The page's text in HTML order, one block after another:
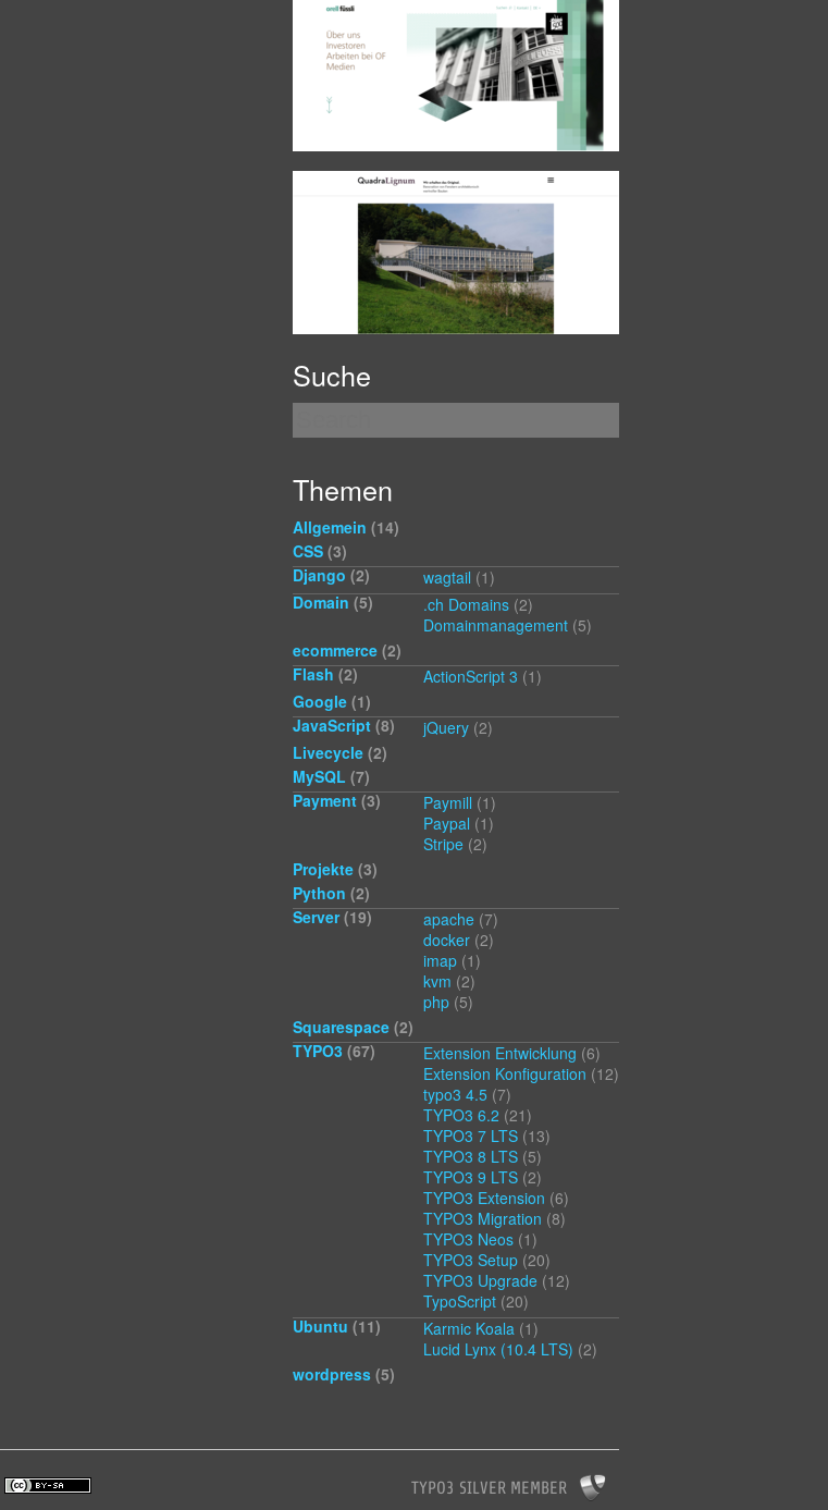
Suche
Themen
Allgemein (14)
CSS (3)
Django (2) wagtail (1)
Domain (5) .ch Domains (2)
Domainmanagement (5)
ecommerce (2)
Flash (2) ActionScript 3 (1)
Google (1)
JavaScript (8) jQuery (2)
Livecycle (2)
MySQL (7)
Payment (3) Paymill (1)
Paypal (1)
Stripe (2)
Projekte (3)
Python (2)
Server(19) apache (7)
docker (2)
imap (1)
kvm (2)
php (5)
Squarespace (2)
TYPO3 (67) Extension Entwicklung (6)
Extension Konfiguration (12)
typo3 4.5 (7)
TYPO3 6.2 (21)
TYPO3 7 LTS (13)
TYPO3 8 LTS (5)
TYPO3 9 LTS (2)
TYPO3 Extension (6)
TYPO3 Migration (8)
TYPO3 Neos (1)
TYPO3 Setup (20)
TYPO3 Upgrade (12)
TypoScript (20)
Ubuntu (11) Karmic Koala (1)
Lucid Lynx (10.4 LTS) (2)
wordpress (5)